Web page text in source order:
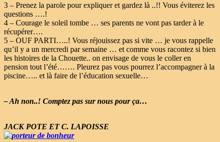
3 – Prenez la parole pour expliquer et gardez là ..!! Vous éviterez les
questions ….!
4 – Courage le soleil tombe … ses parents ne vont pas tarder à le
récupérer….
5 – OUF PARTI…..! Vous réjouissez pas si vite … je vous rappelle
qu’il y a un mercredi par semaine … et comme vous racontez si bien
les histoires de la Chouette.. on envisage de vous le coller en
pension tout l’été……. Pleurez pas vous pourrez l’accompagner à la
piscine….. et là faire de l’éducation sexuelle…
– Ah non..! Comptez pas sur nous pour ça…
JACK POTE ET C. LAPOISSE